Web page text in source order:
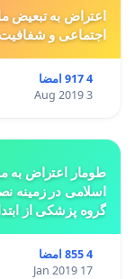
اعتراض به تبعیض
اجتماعی و شفافیت
4 917 امضا
3 Aug 2019
طومار اعتراض به
اسلامی در زمینه
4 855 امضا
17 Jan 2019